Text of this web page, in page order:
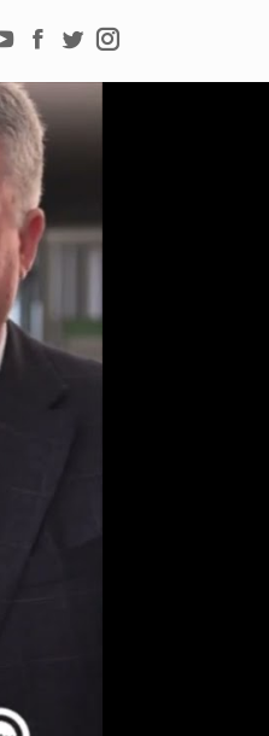
YouTube
Facebook
TwitterInstagram